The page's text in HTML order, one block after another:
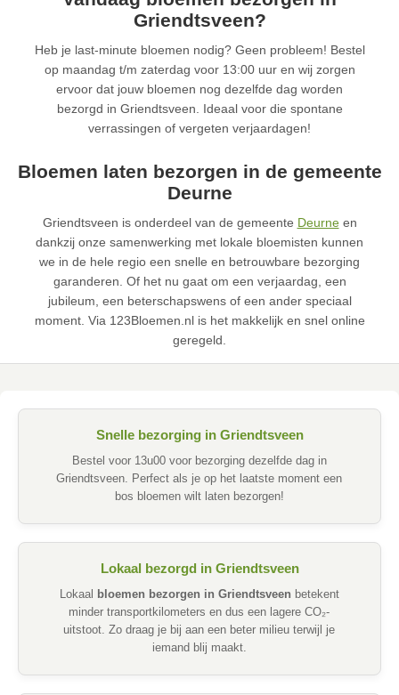
Griendtsveen?
Heb je last-minute bloemen nodig? Geen probleem! Bestel
op maandag t/m zaterdag voor 13:00 uur en wij zorgen
ervoor dat jouw bloemen nog dezelfde dag worden
bezorgd in Griendtsveen. Ideaal voor die spontane
verrassingen of vergeten verjaardagen!
Bloemen laten bezorgen in de gemeente
Deurne
Griendtsveen is onderdeel van de gemeente Deurneen
dankzij onze samenwerking met lokale bloemisten kunnen
we in de hele regio een snelle en betrouwbare bezorging
garanderen. Of het nu gaat om een verjaardag, een
jubileum, een beterschapswens of een ander speciaal
moment. Via 123Bloemen.nl is het makkelijk en snel online
geregeld.
Snelle bezorging in Griendtsveen
Bestel voor 13u00 voor bezorging dezelfde dag in
Griendtsveen. Perfect als je op het laatste moment een
bos bloemen wilt laten bezorgen!
Lokaal bezorgd in Griendtsveen
Lokaal bloemen bezorgen in Griendtsveen betekent
minder transportkilometers en dus een lagere CO₂-
uitstoot. Zo draag je bij aan een beter milieu terwijl je
iemand blij maakt.